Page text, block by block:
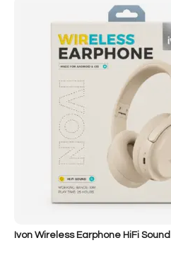
tanishëm
është:
Ivon Wireless Earphone HiFi